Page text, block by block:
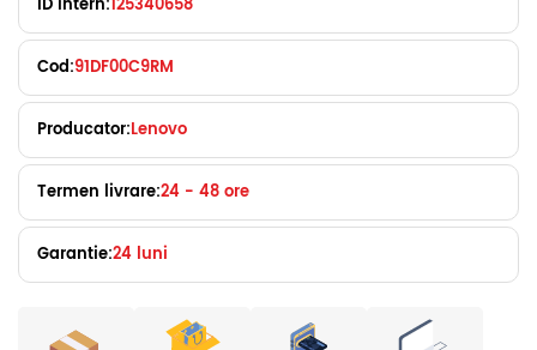
Cod:91DF00C9RM
Producator:Lenovo
Termen livrare:24 - 48 ore
Garantie:24 luni